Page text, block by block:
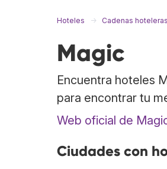
Hoteles Cadenas hoteleras
Magic
Encuentra hoteles
para encontrar tu
Web oficial de
Ciudades con